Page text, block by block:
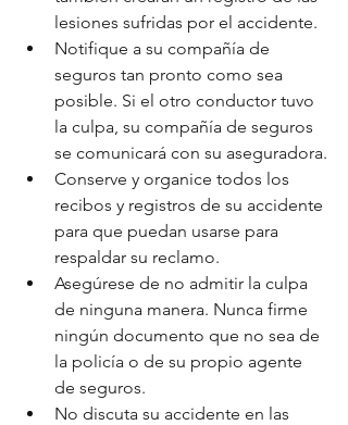
lesiones sufridas por el accidente.
Notifique a su compañía de
seguros tan pronto como sea
posible. Si el otro conductor tuvo
la culpa, su compañía de seguros
se comunicará con su aseguradora.
Conserve y organice todos los
recibos y registros de su accidente
para que puedan usarse para
respaldar su reclamo.
Asegúrese de no admitir la culpa
de ninguna manera. Nunca firme
ningún documento que no sea de
la policía o de su propio agente
de seguros.
No discuta su accidente en las